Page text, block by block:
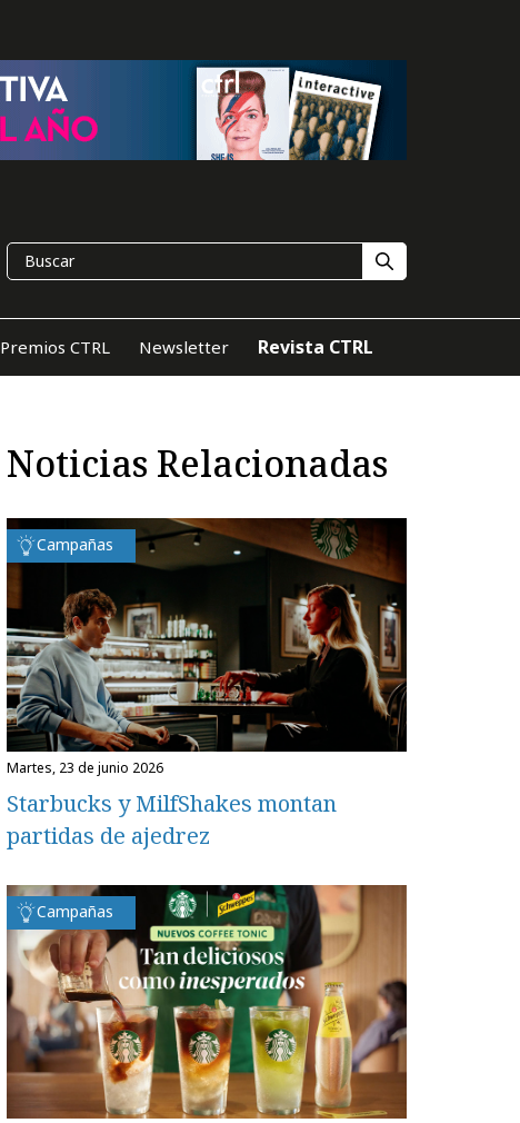
Premios CTRL Newsletter Revista CTRL
Noticias Relacionadas
Campañas
martes, 23 de junio 2026
Starbucks y MilfShakes montan
partidas de ajedrez
Campañas